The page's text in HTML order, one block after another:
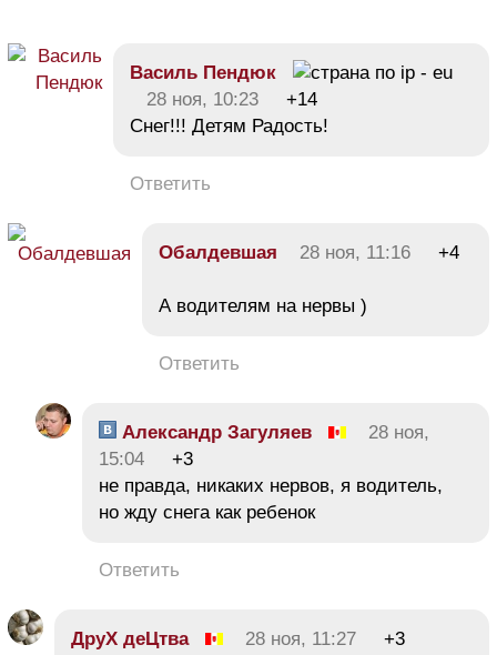
Василь Пендюк
28 ноя, 10:23
+14
Снег!!! Детям Радость!
Ответить
Обалдевшая 28 ноя, 11:16 +4
А водителям на нервы )
Ответить
Александр Загуляев
28 ноя,
15:04
+3
не правда, никаких нервов, я водитель,
но жду снега как ребенок
Ответить
ДруХ деЦтва 28 ноя, 11:27 +3